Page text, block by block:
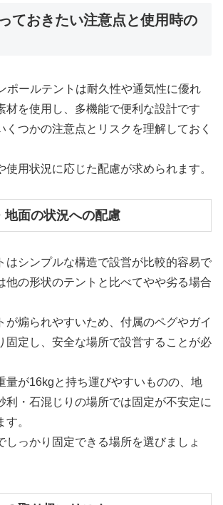
ておきたい注意点と使用時の
ポールテントは耐久性や通気性に優れ
材を使用し、多機能で便利な設計です
くつかの注意点とリスクを理解しておく
使用状況に応じた配慮が求められます。
地面の状況への配慮
はシンプルな構造で設営が比較的容易で
他の形状のテントと比べてやや劣る場合
が煽られやすいため、付属のペグやガイ
固定し、安全な場所で設営することが必
量が16kgと持ち運びやすいものの、地
利・石混じりの場所では固定が不安定に
。
しっかり固定できる場所を選びましょ